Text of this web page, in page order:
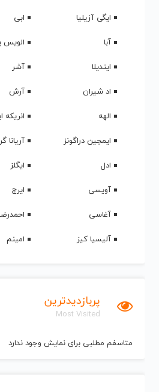
ایگی آزیلیا
ابی
آبا
الویس
ایندیلا
آشر
اد شیران
آرش
الهه
ایمجین دراگونز
آریانا
ادل
ایگلز
آویسی
ایرج
آغاسی
آلیسیا کیز
امینم
پربازدیدترین
Most Visited
متاسفم مطلبی برای نمایش وجود ندارد